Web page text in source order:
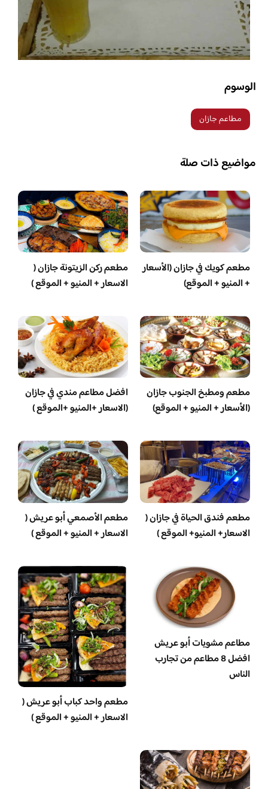
الوسوم
مطاعم جازان
مواضيع ذات صلة
مطعم كويك في جازان (الأسعار
+ المنيو + الموقع)
مطعم ركن الزيتونة جازان (
الاسعار + المنيو + الموقع )
مطعم ومطبخ الجنوب جازان
(الأسعار + المنيو + الموقع)
افضل مطاعم مندي في جازان
(الاسعار +المنيو +الموقع )
مطعم فندق الحياة في جازان (
الاسعار+ المنيو+ الموقع )
مطعم الأصمعي أبو عريش (
الاسعار + المنيو + الموقع )
مطاعم مشويات أبو عريش
افضل 8 مطاعم من تجارب
الناس
مطعم واحد كباب أبو عريش (
الاسعار + المنيو + الموقع )